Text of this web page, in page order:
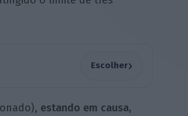
Escolher›
estando em causa,